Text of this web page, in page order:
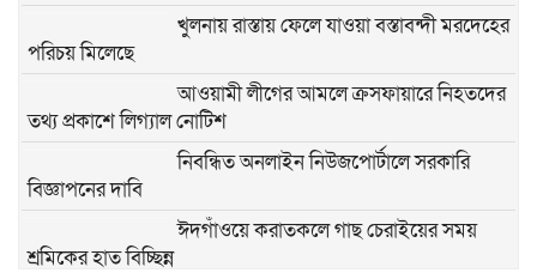
খুলনায় রাস্তায় ফেলে যাওয়া বস্তাবন্দী মরদেহের
পরিচয় মিলেছে
আওয়ামী লীগের আমলে ক্রসফায়ারে নিহতদের
তথ্য প্রকাশে লিগ্যাল নোটিশ
নিবন্ধিত অনলাইন নিউজপোর্টালে সরকারি
বিজ্ঞাপনের দাবি
ঈদগাঁওয়ে করাতকলে গাছ চেরাইয়ের সময়
শ্রমিকের হাত বিচ্ছিন্ন